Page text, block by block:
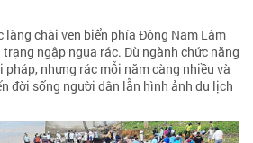
làng chài ven biển phía Đông Nam Lâm
ngập ngụa rác. Dù ngành chức năng
pháp, nhưng rác mỗi năm càng nhiều và
đời sống người dân lẫn hình ảnh du lịch